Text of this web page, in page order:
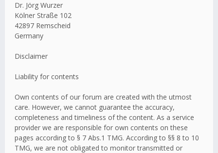
Dr. Jörg Wurzer
Kölner Straße 102
42897 Remscheid
Germany
Disclaimer
Liability for contents
Own contents of our forum are created with the utmost
care. However, we cannot guarantee the accuracy,
completeness and timeliness of the content. As a service
provider we are responsible for own contents on these
pages according to § 7 Abs.1 TMG. According to §§ 8 to 10
TMG, we are not obligated to monitor transmitted or